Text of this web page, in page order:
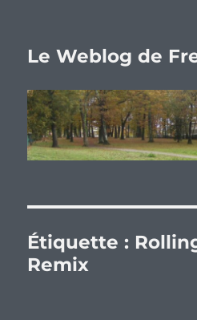
Le Weblog de
Étiquette :
Remix